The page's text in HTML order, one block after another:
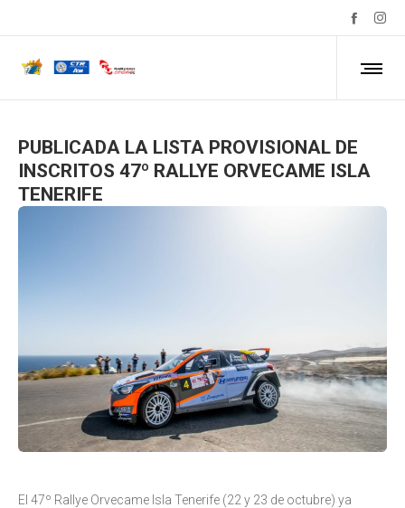
PUBLICADA LA LISTA PROVISIONAL DE
INSCRITOS 47º RALLYE ORVECAME ISLA
TENERIFE
El 47º Rallye Orvecame Isla Tenerife (22 y 23 de octubre) ya